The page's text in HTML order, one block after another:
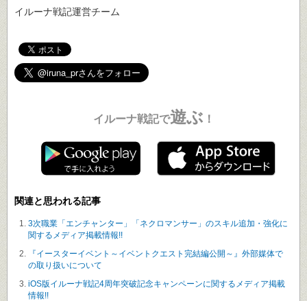
イルーナ戦記運営チーム
イルーナ戦記で遊ぶ ！
関連と思われる記事
3次職業「エンチャンター」「ネクロマンサー」のスキル追加・強化に
関するメディア掲載情報!!
『イースターイベント～イベントクエスト完結編公開～』外部媒体で
の取り扱いについて
iOS版イルーナ戦記4周年突破記念キャンペーンに関するメディア掲載
情報!!